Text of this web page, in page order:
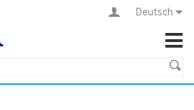
Deutsch